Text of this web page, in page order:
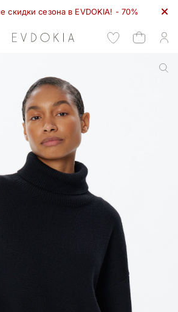
скидки сезона в EVDOKIA! - 70%